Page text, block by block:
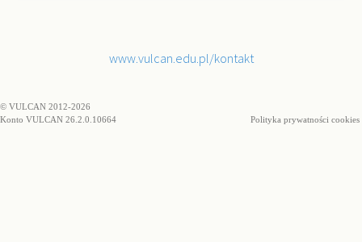
www.vulcan.edu.pl/kontakt
© VULCAN 2012-2026
Konto VULCAN 26.2.0.10664
Polityka prywatności cookies